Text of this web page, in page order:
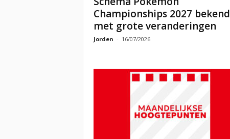
Championships 2027 bekend
met grote veranderingen
Jorden - 16/07/2026